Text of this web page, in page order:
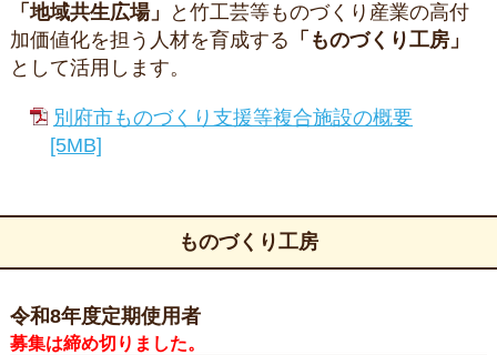
「地域共生広場」
と竹工芸等ものづくり産業の高付
加価値化を担う人材を育成する 「ものづくり工房」
として活用します。
別府市ものづくり支援等複合施設の概要
[5MB]
ものづくり工房
令和8年度定期使用者
募集は締め切りました。